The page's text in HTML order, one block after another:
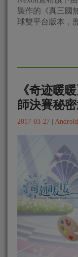
製作的《真三國
球雙平台版本，
《奇迹暖
師決賽秘
2017-03-27 Android